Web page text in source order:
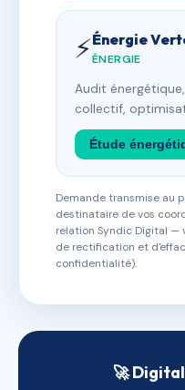
⚡Énergie
ÉNERGIE
Audit
collectif,
Étude
Demande transmise au
destinataire de vos
relation Syndic Digital —
de rectification et
confidentialité).
🚀